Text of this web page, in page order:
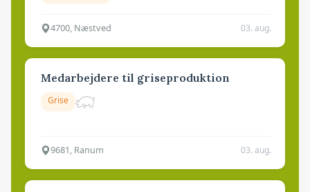
4700, Næstved 03. aug.
Medarbejdere til griseproduktion
Grise
9681, Ranum 03. aug.